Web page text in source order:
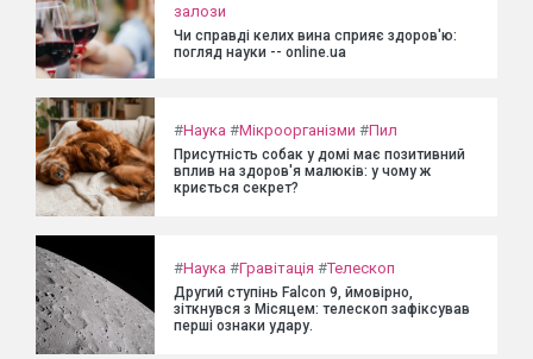
залози
Чи справді келих вина сприяє здоров'ю:
погляд науки -- online.ua
#Наука #Мікроорганізми #Пил
Присутність собак у домі має позитивний
вплив на здоров'я малюків: у чому ж
криється секрет?
#Наука #Гравітація #Телескоп
Другий ступінь Falcon 9, ймовірно,
зіткнувся з Місяцем: телескоп зафіксував
перші ознаки удару.